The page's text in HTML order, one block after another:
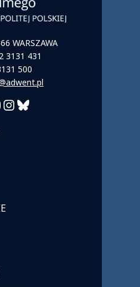
WARSZAWA
3131 431
500
Instagram
Bluesky